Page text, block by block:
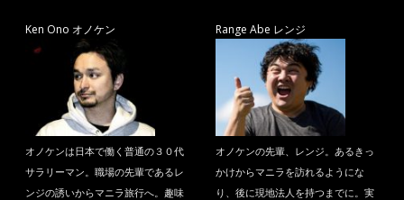
Ken Ono オノケン
オノケンは日本で働く普通の３０代
サラリーマン。職場の先輩であるレ
ンジの誘いからマニラ旅行へ。趣味
Range Abe レンジ
オノケンの先輩、レンジ。あるきっ
かけからマニラを訪れるようにな
り、後に現地法人を持つまでに。実